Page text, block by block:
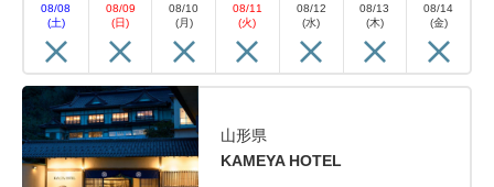
08/08
(土)
08/09
(日)
08/10
(月)
08/11
(火)
08/12
(水)
08/13
(木)
08/14
(金)
山形県
KAMEYA HOTEL